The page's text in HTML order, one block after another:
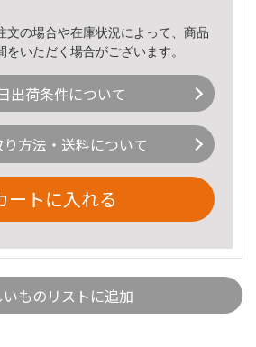
の場合や在庫状況によって、商品
をいただく場合がございます。
出荷条件について
方法・送料について
ートに入れる
ものリストに追加